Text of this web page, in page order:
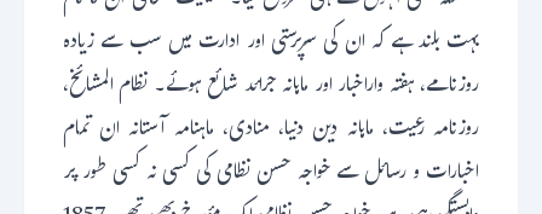
بہت بلند ہے کہ ان کی سرپرستی اور ادارت میں سب سے زیادہ
روزنامے، ہفتہ واراخبار اور ماہانہ جرائد شائع ہوئے۔ نظام المشائخ،
روزنامہ رعیت، ماہانہ دین دنیا، منادی، ماہنامہ آستانہ ان تمام
اخبارات و رسائل سے خواجہ حسن نظامی کی کسی نہ کسی طور پر